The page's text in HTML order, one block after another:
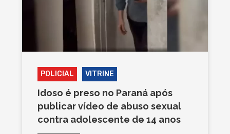
POLICIAL VITRINE
Idoso é preso no Paraná após
publicar vídeo de abuso sexual
contra adolescente de 14 anos